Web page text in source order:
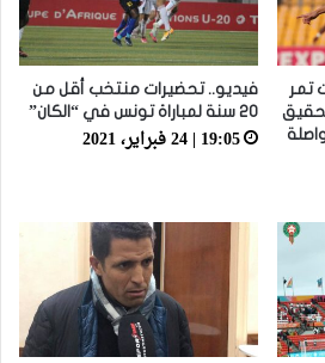
تمر
فيديو.. تحضيرات منتخب أقل من
20 سنة لمباراة تونس في “الكان”
19:05 | 24 فبراير، 2021